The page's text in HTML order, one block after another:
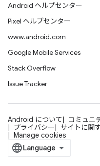
Android ヘルプセンター
Pixel ヘルプセンター
www.android.com
Google Mobile Services
Stack Overflow
Issue Tracker
Android について コミュニ
プライバシー
サイトに関
Manage cookies